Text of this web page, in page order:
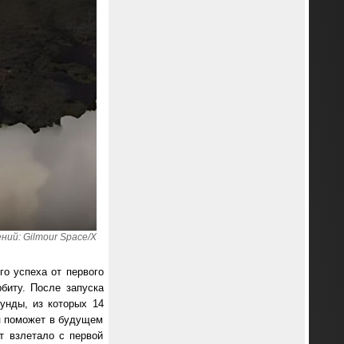
Gilmour Space/X
успеха от первого
После запуска
из которых 14
поможет в будущем
взлетало с первой